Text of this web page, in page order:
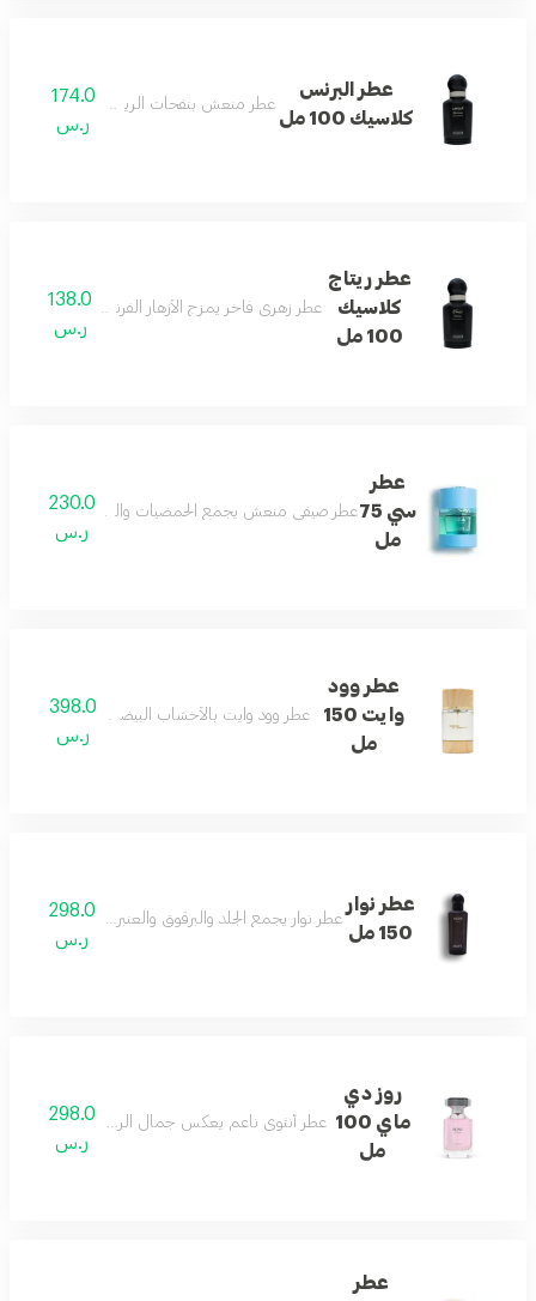
عطر البرنس
كلاسيك 100 مل
عطر منعش بنفحات الريحان العذبة والأنيقة.
174.0
ر.س
عطر ريتاج
كلاسيك
100 مل
عطر زهري فاخر يمزج الأزهار الفرنسية مع نفحات
138.0
ر.س
عطر
سي 75
مل
عطر صيفي منعش يجمع الحمضيات والكراميل مع الأخشاب
230.0
ر.س
عطر وود
وايت 150
مل
عطر وود وايت بالأخشاب البيضاء يمنح جاذبية
398.0
ر.س
عطر نوار
150 مل
عطر نوار يجمع الجلد والبرقوق والعنبر والأخشاب
298.0
ر.س
روز دي
ماي 100
مل
عطر أنثوي ناعم يعكس جمال الربيع ونقاءه بلمسات
298.0
ر.س
عطر